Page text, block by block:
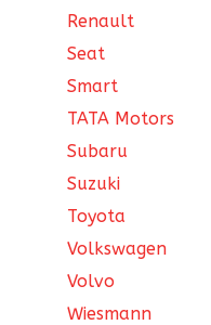
Renault
Seat
Smart
TATA Motors
Subaru
Suzuki
Toyota
Volkswagen
Volvo
Wiesmann